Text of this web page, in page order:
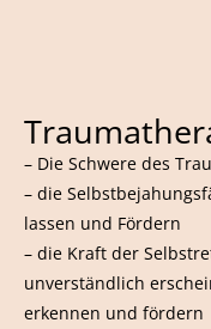
– Die Schwere des
– die
lassen und Fördern
– die Kraft der
unverständlich
erkennen und fördern